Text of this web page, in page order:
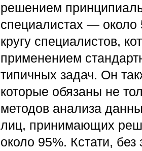
решением
специалистах —
кругу специалистов,
применением
типичных задач. Он
которые обязаны не
методов анализа
лиц, принимающих
около 95%. Кстати,